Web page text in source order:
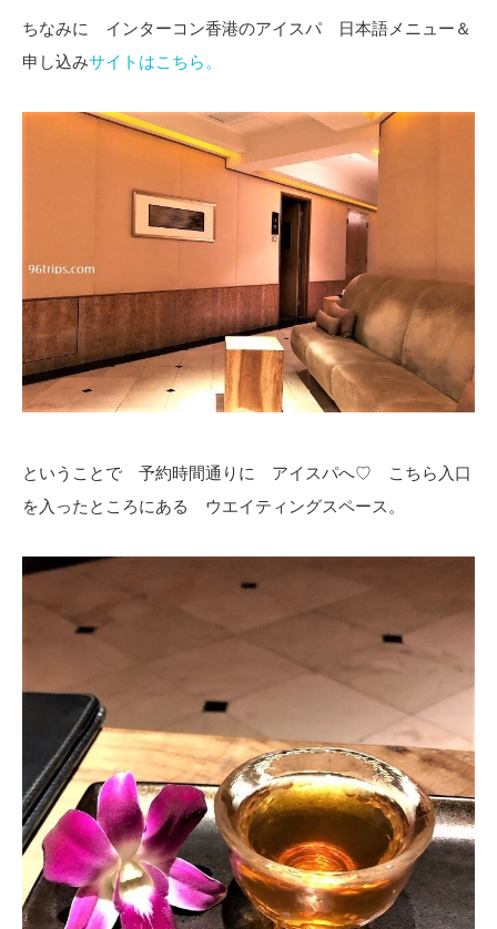
ちなみに インターコン香港のアイスパ 日本語メニュー＆
申し込みサイトはこちら。
ということで 予約時間通りに アイスパへ♡ こちら入口
を入ったところにある ウエイティングスペース。